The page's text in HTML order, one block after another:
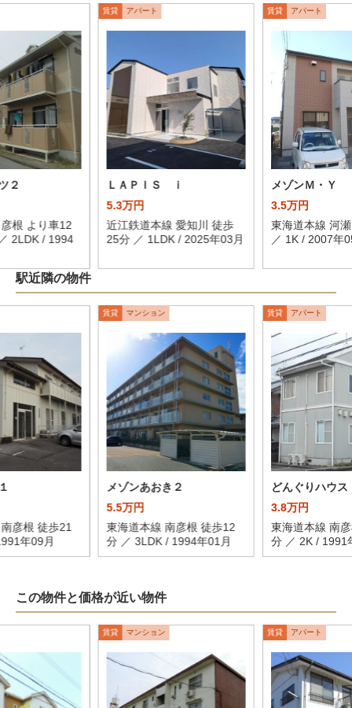
２
根 より車12
2LDK / 1994
賃貸 アパート
ＬＡＰＩＳ ｉ
5.3万円
近江鉄道本線 愛知川 徒歩
25分 ／ 1LDK / 2025年03月
賃貸 アパート
メゾンＭ・Ｙ
3.5万円
東海道本線 河
／ 1K / 2007年
駅近隣の物件
彦根 徒歩21
年09月
賃貸 マンション
メゾンあおき２
5.5万円
東海道本線 南彦根 徒歩12
分 ／ 3LDK / 1994年01月
賃貸 アパート
どんぐりハウス
3.8万円
東海道本線 南
分 ／ 2K / 1991
この物件と価格が近い物件
賃貸 マンション 賃貸 アパート